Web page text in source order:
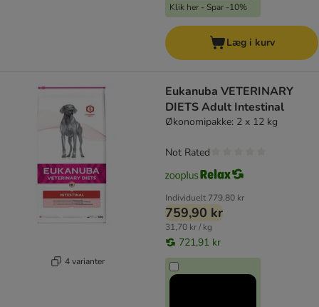
Klik her - Spar -10%
Læg i kurv
4 varianter
Eukanuba VETERINARY
DIETS Adult Intestinal
Økonomipakke: 2 x 12 kg
Individuelt 779,80 kr
759,90 kr
31,70 kr / kg
721,91 kr
Not Rated